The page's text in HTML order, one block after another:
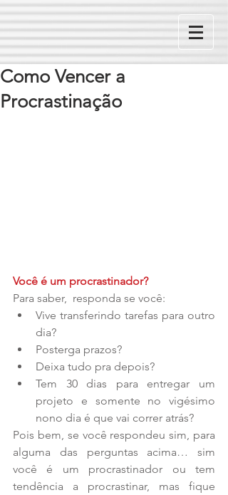
Como Vencer a
Procrastinação
Você é um procrastinador?
Para saber,  responda se você:
Vive transferindo tarefas para outro
dia?
Posterga prazos?
Deixa tudo pra depois?
Tem 30 dias para entregar um
projeto e somente no vigésimo
nono dia é que vai correr atrás?
Pois bem, se você respondeu sim, para
alguma das perguntas acima… sim
você é um procrastinador ou tem
tendência a procrastinar, mas fique